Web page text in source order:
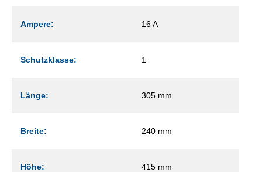
Ampere: 16 A
Schutzklasse: 1
Länge: 305 mm
Breite: 240 mm
Höhe: 415 mm